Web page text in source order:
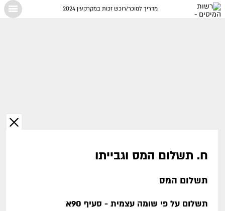
מדריך למוכר/רוכש זכות במקרקעין 2024
ח. תשלום המס וגבייתו
תשלום המס
תשלום על פי שומה עצמית - סעיף 90א
X